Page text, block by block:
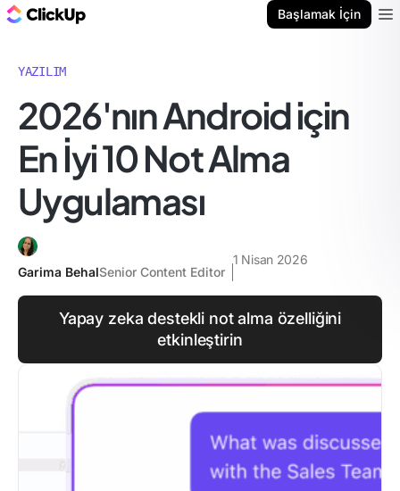
Başlamak İçin
YAZILIM
2026'nın Android için
En İyi 10 Not Alma
Uygulaması
Garima BehalSenior Content Editor
1 Nisan 2026
Yapay zeka destekli not alma özelliğini
etkinleştirin